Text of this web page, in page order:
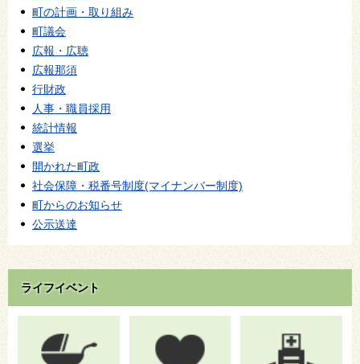
町の計画・取り組み
町議会
広報・広聴
広報那須
行財政
人事・職員採用
統計情報
選挙
開かれた町政
社会保障・税番号制度(マイナンバー制度)
町からのお知らせ
公示送達
ライフイベント